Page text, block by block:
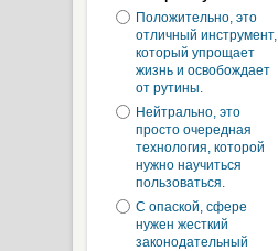
Положительно, это
отличный инструмент,
который упрощает
жизнь и освобождает
от рутины.
Нейтрально, это
просто очередная
технология, которой
нужно научиться
пользоваться.
С опаской, сфере
нужен жесткий
законодательный